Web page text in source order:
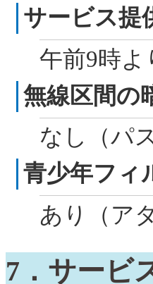
サービス提
午前9時よ
無線区間の
なし（パ
青少年フィ
あり（ア
7 ．サービ